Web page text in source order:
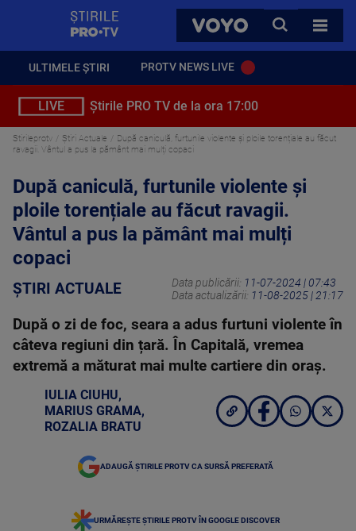
VOYO
CAUTA
TOATE
ULTIMELE ȘTIRI PROTV NEWS LIVE
LIVE Știrile PRO TV de la ora 17:00
Stirileprotv Știri Actuale
După caniculă, furtunile violente și ploile torențiale au făcut
ravagii. Vântul a pus la pământ mai mulți copaci
După caniculă, furtunile violente și
ploile torențiale au făcut ravagii.
Vântul a pus la pământ mai mulți
copaci
ȘTIRI ACTUALE Data publicării: 11-07-2024 | 07:43
Data actualizării: 11-08-2025 | 21:17
După o zi de foc, seara a adus furtuni violente în
câteva regiuni din țară. În Capitală, vremea
extremă a măturat mai multe cartiere din oraș.
IULIA CIUHU,
MARIUS GRAMA,
ROZALIA BRATU
ADAUGĂ ȘTIRILE PROTV CA SURSĂ PREFERATĂ
URMĂREȘTE ȘTIRILE PROTV ÎN GOOGLE DISCOVER